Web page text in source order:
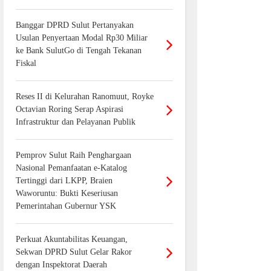
Banggar DPRD Sulut Pertanyakan
Usulan Penyertaan Modal Rp30 Miliar
ke Bank SulutGo di Tengah Tekanan
Fiskal
Reses II di Kelurahan Ranomuut, Royke
Octavian Roring Serap Aspirasi
Infrastruktur dan Pelayanan Publik
Pemprov Sulut Raih Penghargaan
Nasional Pemanfaatan e-Katalog
Tertinggi dari LKPP, Braien
Waworuntu: Bukti Keseriusan
Pemerintahan Gubernur YSK
Perkuat Akuntabilitas Keuangan,
Sekwan DPRD Sulut Gelar Rakor
dengan Inspektorat Daerah